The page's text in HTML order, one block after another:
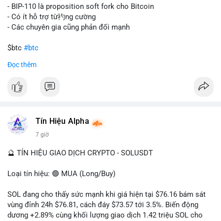
tán rủi ro. Với mức giá 65K, khối lượng này không quá lớn để
gây sốc thanh khoản tức thời, nhưng vẫn đủ sức tạo biến động
tâm lý ngắn hạn nếu hướng đến sàn tập trung.
Lời khuyên cho nhà đầu tư nhỏ lẻ:
hướng đi của dòng tiền. Tránh hành động theo cảm xúc, ưu
rõ ràng về đích đến của số BTC này.
#dongtienlon
- BIP-110 là proposition soft fork cho Bitcoin
- Có ít hỗ trợ từ礿ng cường
- Các chuyên gia cũng phản đối mạnh
$btc #btc
#vlikevn
📰 Nguồn: CoinDesk
Đọc thêm
Tín Hiệu Alpha
7 giờ
🔮 TÍN HIỆU GIAO DỊCH CRYPTO - SOLUSDT
Loại tín hiệu: 🟢 MUA (Long/Buy)
SOL đang cho thấy sức mạnh khi giá hiện tại $76.16 bám sát
vùng đỉnh 24h $76.81, cách đáy $73.57 tới 3.5%. Biến động
dương +2.89% cùng khối lượng giao dịch 1.42 triệu SOL cho